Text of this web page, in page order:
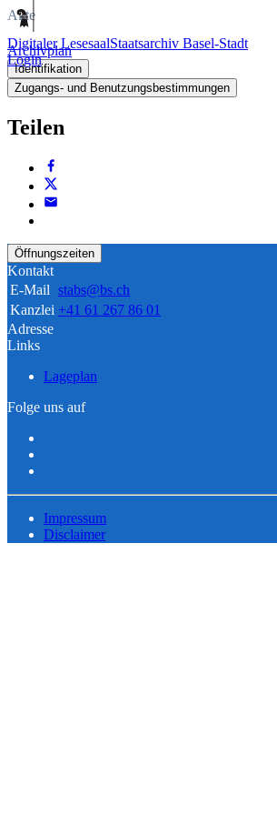
Digitaler LesesaalStaatsarchiv Basel-Stadt
Login
Akte
Archivplan
Identifikation
Zugangs- und Benutzungsbestimmungen
Teilen
Öffnungszeiten
Kontakt
E-Mail stabs@bs.ch
Kanzlei +41 61 267 86 01
Adresse
Links
Lageplan
Folge uns auf
Impressum
Disclaimer